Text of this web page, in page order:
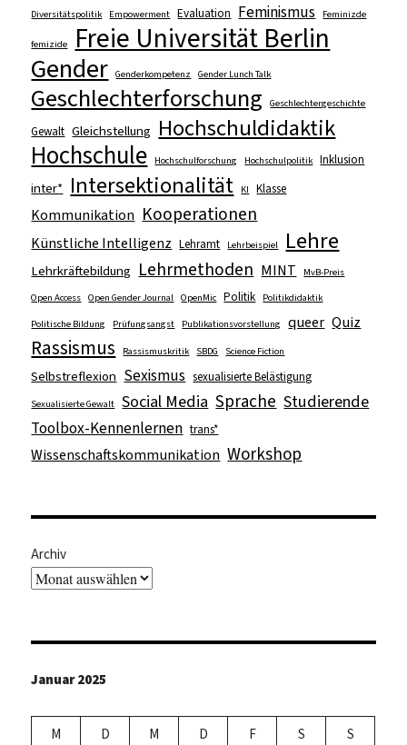
Diversitätspolitik Empowerment Evaluation Feminismus Feminizde
femizide Freie Universität Berlin
Gender Genderkompetenz Gender Lunch Talk
Geschlechterforschung Geschlechtergeschichte
Gewalt Gleichstellung Hochschuldidaktik
Hochschule Hochschulforschung Hochschulpolitik Inklusion
inter* Intersektionalität KI Klasse
Kommunikation Kooperationen
Künstliche Intelligenz Lehramt Lehrbeispiel Lehre
Lehrkräftebildung Lehrmethoden MINT
MvB-Preis
Open Access
Open Gender Journal OpenMic Politik Politikdidaktik
Politische Bildung Prüfungsangst Publikationsvorstellung queer Quiz
Rassismus Rassismuskritik SBDG Science Fiction
Selbstreflexion Sexismus sexualisierte Belästigung
Sexualisierte Gewalt Social Media Sprache Studierende
Toolbox-Kennenlernen trans*
Wissenschaftskommunikation Workshop
Archiv
Januar 2025
M D M D F S
S